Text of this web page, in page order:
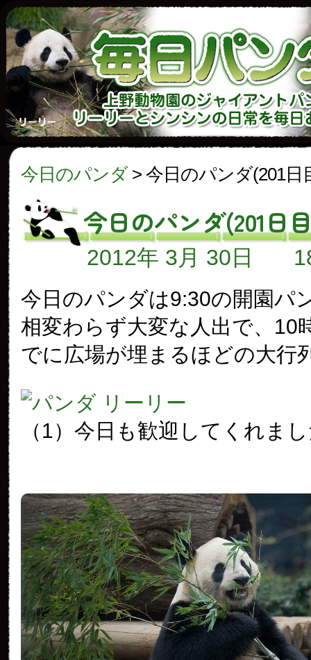
今日のパンダ> 今日のパンダ(201日
今日のパンダ(201日
2012年 3月 30日
今日のパンダは9:30の開園パ
相変わらず大変な人出で、10
でに広場が埋まるほどの大行
（1）今日も歓迎してくれま